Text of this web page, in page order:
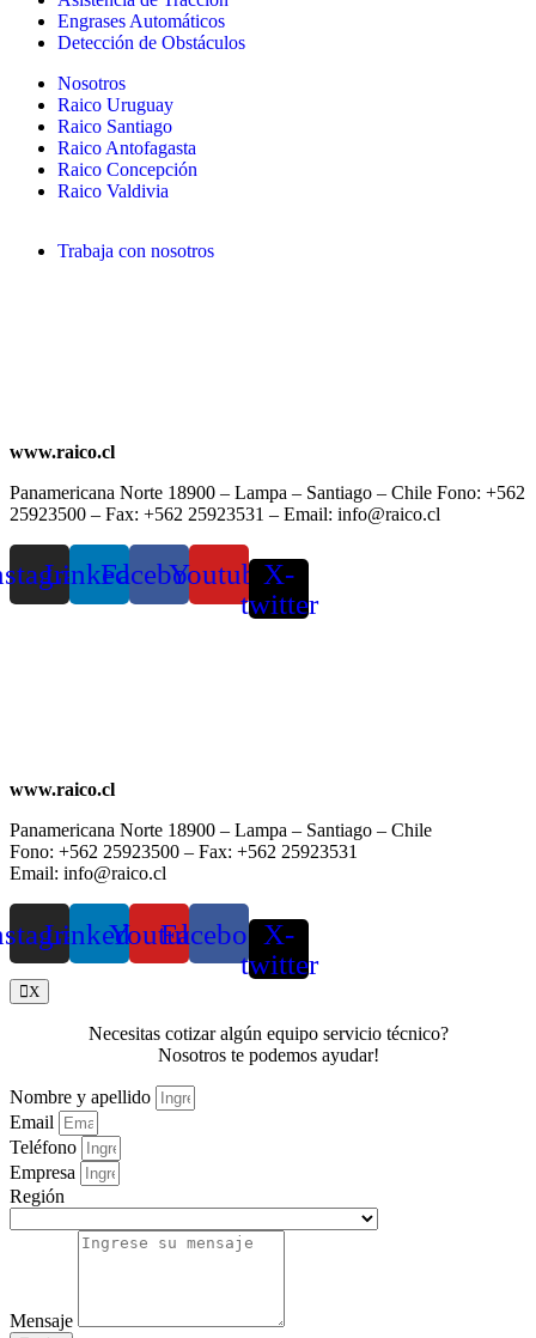
Engrases Automáticos
Detección de Obstáculos
Nosotros
Raico Uruguay
Raico Santiago
Raico Antofagasta
Raico Concepción
Raico Valdivia
Trabaja con nosotros
www.raico.cl
Panamericana Norte 18900 – Lampa – Santiago – Chile Fono: +562
25923500 – Fax: +562 25923531 – Email: info@raico.cl
LinkedinFacebookYoutubeX-
twitter
www.raico.cl
Panamericana Norte 18900 – Lampa – Santiago – Chile
Fono: +562 25923500 – Fax: +562 25923531
Email: info@raico.cl
LinkedinYoutubeFacebookX-
twitter
X
Necesitas cotizar algún equipo servicio técnico?
Nosotros te podemos ayudar!
Nombre y apellido
Email
Teléfono
Empresa
Región
Mensaje